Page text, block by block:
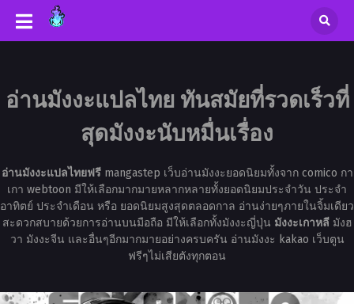
อ่านมังงะแปลไทย ทันสมัยที่รวดเร็วที่
สุดมังงะนับหมื่นเรื่อง
อ่านมังงะแปลไทยฟรีmangastep เว็บอ่านมังงะยอดนิยมทั้งจาก comico กา
เกา webtoon มีให้เลือกมากมายหลากหลายทั้งยอดนิยมประจำวัน ประจำ
อาทิตย์ ประจำเดือน หรือ ยอดนิยมสูงสุดตลอดกาล อ่านง่ายๆภายในจิ้มเดียว
สะดวกสบายด้วยการอ่านบนมือถือ มีให้เลือกทั้งมังงะญี่ปุ่น มังงะเกาหลีมังฮ
วา มังงะจีน และอื่นๆอีกมากมายอย่างครบครัน อ่านมังงะ kakao เว็บตูน
ฟรีๆไม่เสียตังทุกตอน